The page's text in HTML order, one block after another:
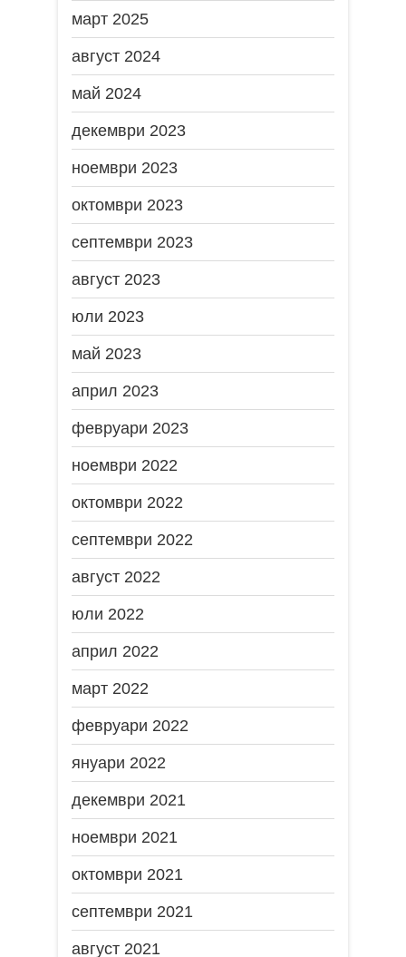
март 2025
август 2024
май 2024
декември 2023
ноември 2023
октомври 2023
септември 2023
август 2023
юли 2023
май 2023
април 2023
февруари 2023
ноември 2022
октомври 2022
септември 2022
август 2022
юли 2022
април 2022
март 2022
февруари 2022
януари 2022
декември 2021
ноември 2021
октомври 2021
септември 2021
август 2021